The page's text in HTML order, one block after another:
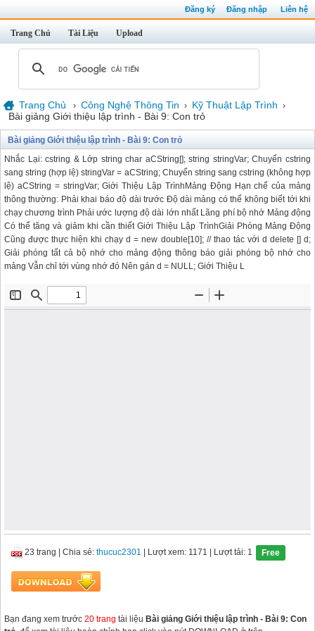
Đăng ký Đăng nhập Liên hệ
Trang Chủ Tài Liệu Upload
Trang Chủ › Công Nghệ Thông Tin › Kỹ Thuật Lập Trình ›
Bài giảng Giới thiệu lập trình - Bài 9: Con trỏ
Bài giảng Giới thiệu lập trình - Bài 9: Con trỏ
Nhắc Lại: cstring & Lớp string char aCString[]; string stringVar; Chuyển cstring
sang string (hợp lệ) stringVar = aCString; Chuyển string sang cstring (không hợp
lệ) aCString = stringVar; Giới Thiệu Lập TrìnhMảng Động Hạn chế của mảng
thông thường: Phải khai báo độ dài trước Độ dài mảng có thể không biết tới khi
chạy chương trình Phải ước lượng độ dài lớn nhất Lãng phí bộ nhớ Mảng động
Có thể tăng và giảm khi cần thiết Giới Thiệu Lập TrìnhGiải Phóng Mảng Động
Cũng được thực hiện khi chạy d = new double[10]; // thao tác với d delete [] d;
Giải phóng tất cả bộ nhớ cho mảng động thông báo giải phóng bộ nhớ cho
mảng Vẫn chỉ tới vùng nhớ đó Nên gán d = NULL; Giới Thiệu L
23 trang Chia sẻ: thucuc2301 | Lượt xem: 1171 | Lượt tải: 1 Free
Bạn đang xem trước 20 trang tài liệu Bài giảng Giới thiệu lập trình - Bài 9: Con